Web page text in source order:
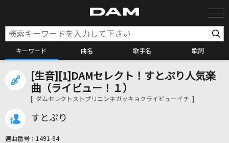
キーワード 曲名 歌手名 歌詞
カラオケ検索
[生音][1]DAMセレクト！すとぷり人気楽
曲（ライビュー！１）
[ ダムセレクトストプリニンキガッキョクライビューイチ ]
すとぷり
選曲番号： 1491-94